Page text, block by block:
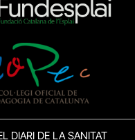
DIARI DE LA SANITAT